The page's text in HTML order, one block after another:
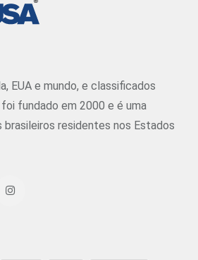
EUA e mundo, e classificados
fundado em 2000 e é uma
brasileiros residentes nos Estados